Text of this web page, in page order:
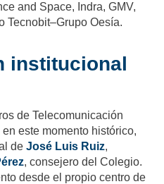
and Space, Indra, GMV,
Tecnobit–Grupo Oesía.
institucional
de Telecomunicación
este momento histórico,
de José Luis Ruiz,
, consejero del Colegio.
desde el propio centro de